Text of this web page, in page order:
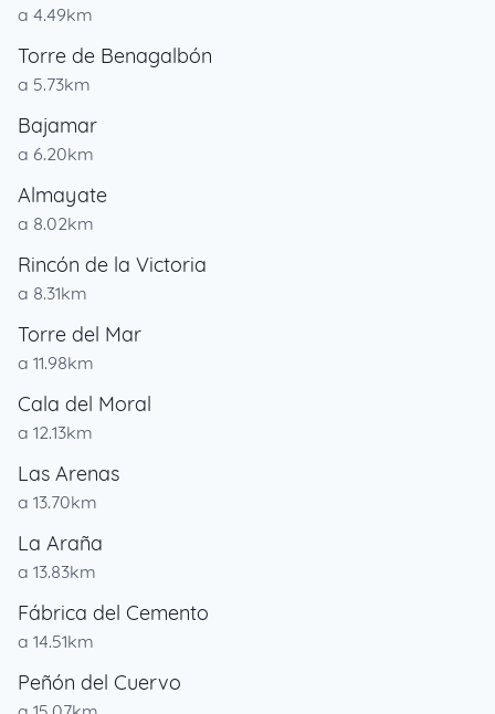
a 4.49km
Torre de Benagalbón
a 5.73km
Bajamar
a 6.20km
Almayate
a 8.02km
Rincón de la Victoria
a 8.31km
Torre del Mar
a 11.98km
Cala del Moral
a 12.13km
Las Arenas
a 13.70km
La Araña
a 13.83km
Fábrica del Cemento
a 14.51km
Peñón del Cuervo